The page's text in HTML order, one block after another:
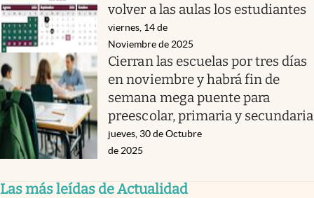
volver a las aulas los estudiantes
viernes, 14 de
Noviembre de 2025
Cierran las escuelas por tres días
en noviembre y habrá fin de
semana mega puente para
preescolar, primaria y secundaria
jueves, 30 de Octubre
de 2025
Las más leídas de Actualidad